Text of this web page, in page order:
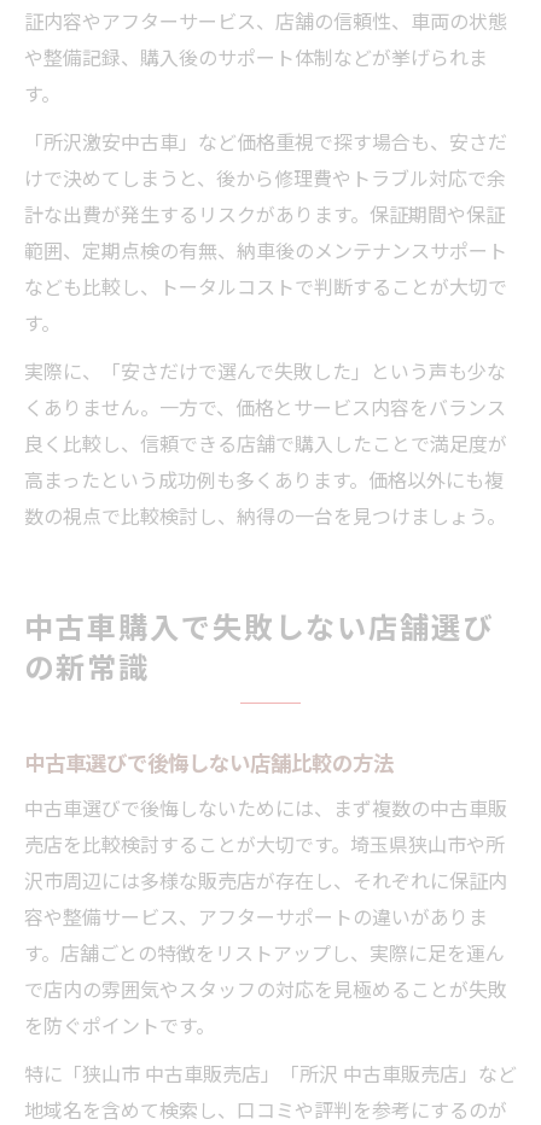
証内容やアフターサービス、店舗の信頼性、車両の状態
や整備記録、購入後のサポート体制などが挙げられま
す。
「所沢激安中古車」など価格重視で探す場合も、安さだ
けで決めてしまうと、後から修理費やトラブル対応で余
計な出費が発生するリスクがあります。保証期間や保証
範囲、定期点検の有無、納車後のメンテナンスサポート
なども比較し、トータルコストで判断することが大切で
す。
実際に、「安さだけで選んで失敗した」という声も少な
くありません。一方で、価格とサービス内容をバランス
良く比較し、信頼できる店舗で購入したことで満足度が
高まったという成功例も多くあります。価格以外にも複
数の視点で比較検討し、納得の一台を見つけましょう。
中古車購入で失敗しない店舗選び
の新常識
中古車選びで後悔しない店舗比較の方法
中古車選びで後悔しないためには、まず複数の中古車販
売店を比較検討することが大切です。埼玉県狭山市や所
沢市周辺には多様な販売店が存在し、それぞれに保証内
容や整備サービス、アフターサポートの違いがありま
す。店舗ごとの特徴をリストアップし、実際に足を運ん
で店内の雰囲気やスタッフの対応を見極めることが失敗
を防ぐポイントです。
特に「狭山市 中古車販売店」「所沢 中古車販売店」など
地域名を含めて検索し、口コミや評判を参考にするのが